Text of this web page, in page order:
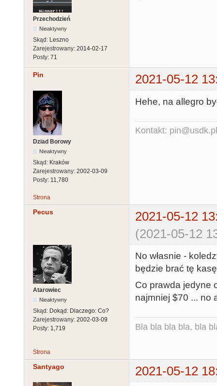
Przechodzień
Nieaktywny
Skąd: Leszno
Zarejestrowany: 2014-02-17
Posty: 71
Pin 2021-05-12
Dziad Borowy
Nieaktywny
Skąd: Kraków
Zarejestrowany: 2002-03-09
Posty: 11,780
Hehe, na allegro
Kontakt: pin@usdk.pl
Strona
Pecus
2021-05-12
(2021-05-12
Atarowiec
Nieaktywny
Skąd: Dokąd: Dlaczego: Co?
Zarejestrowany: 2002-03-09
Posty: 1,719
No własnie -
będzie brać tę
Co prawda jedyne
najmniej $70 ... no
Bla bla bla bla, bla
Strona
Santyago 2021-05-12